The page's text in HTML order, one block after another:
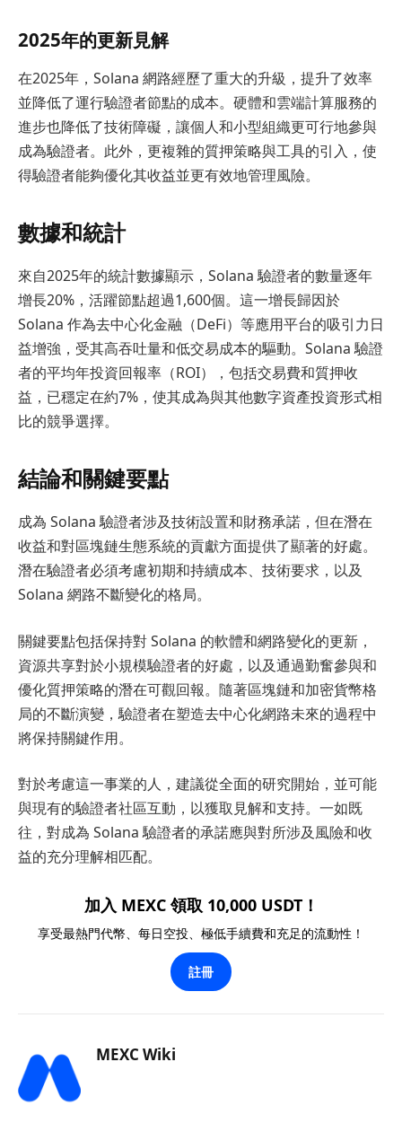
2025年的更新見解
在2025年，Solana 網路經歷了重大的升級，提升了效率
並降低了運行驗證者節點的成本。硬體和雲端計算服務的
進步也降低了技術障礙，讓個人和小型組織更可行地參與
成為驗證者。此外，更複雜的質押策略與工具的引入，使
得驗證者能夠優化其收益並更有效地管理風險。
數據和統計
來自2025年的統計數據顯示，Solana 驗證者的數量逐年
增長20%，活躍節點超過1,600個。這一增長歸因於
Solana 作為去中心化金融（DeFi）等應用平台的吸引力日
益增強，受其高吞吐量和低交易成本的驅動。Solana 驗證
者的平均年投資回報率（ROI），包括交易費和質押收
益，已穩定在約7%，使其成為與其他數字資產投資形式相
比的競爭選擇。
結論和關鍵要點
成為 Solana 驗證者涉及技術設置和財務承諾，但在潛在
收益和對區塊鏈生態系統的貢獻方面提供了顯著的好處。
潛在驗證者必須考慮初期和持續成本、技術要求，以及
Solana 網路不斷變化的格局。
關鍵要點包括保持對 Solana 的軟體和網路變化的更新，
資源共享對於小規模驗證者的好處，以及通過勤奮參與和
優化質押策略的潛在可觀回報。隨著區塊鏈和加密貨幣格
局的不斷演變，驗證者在塑造去中心化網路未來的過程中
將保持關鍵作用。
對於考慮這一事業的人，建議從全面的研究開始，並可能
與現有的驗證者社區互動，以獲取見解和支持。一如既
往，對成為 Solana 驗證者的承諾應與對所涉及風險和收
益的充分理解相匹配。
加入 MEXC 領取 10,000 USDT！
享受最熱門代幣、每日空投、極低手續費和充足的流動性！
註冊
MEXC Wiki